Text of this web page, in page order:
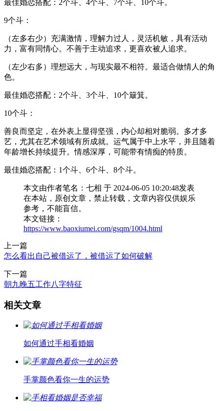
最佳婚恋搭配：2个斗、4个斗、7个斗、10个斗。
9个斗：
（左多右少）充满激情，理解力过人，灵活机敏，具有活动
力，富有同情心。不善于主动追求，更喜欢被人追求。
（左少右多）理想远大，与现实最不相符。最适合做情人的角
色。
最佳婚恋搭配：2个斗、3个斗、10个簸箕。
10个斗：
善良而坚定，在外表上显得坚强，内心却相对脆弱。多才多
艺，尤其在艺术领域有所成就。运气属于中上水平，并且随着
年龄增长持续提升。情感深厚，可能带有情痴的特质。
最佳婚恋搭配：1个斗、6个斗、8个斗。
本文由作者笔名：七相 于 2024-06-05 10:20:48发表
在本站，原创文章，禁止转载，文章内容仅供娱乐
参考，不能盲信。
本文链接：
https://www.baoxiumei.com/gsqm/1004.html
上一篇
怎么看出自己被借运了，被借运了如何破解
下一篇
朝九晚五工作八字特征
相关文章
如何通过手相看婚姻
手掌颜色看你一生的运势